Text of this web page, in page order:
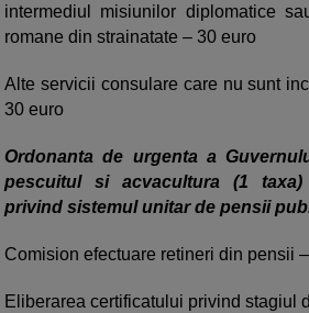
intermediul misiunilor diplomatice
romane din strainatate – 30 euro
Alte servicii consulare care nu sunt
30 euro
Ordonanta de urgenta a
pescuitul si acvacultura (1 taxa)
privind sistemul unitar de pensii
Comision efectuare retineri din pensii
Eliberarea certificatului privind stagiul